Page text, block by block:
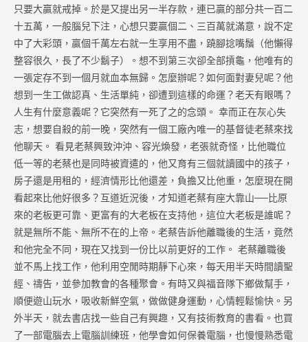
只要大贏就戒掉。於是又提出另一半存款，連已贏的部分共一百二
十五萬，一般腦兒下注，心想只要贏個二、三百萬就滿意，說不定
中了大彩頭，贏個千萬左右就一生享用不盡，蹺腳捻嘴鬚（他懶得
整容很久，長了不少鬍子）。想不到第三次卻全部摃龜，他唯有的
一張定存不到一個月就血本無歸。怎麼辦呢？如何面對妻兒呢？他
想到一生工做認真、生活單純，卻遭到這樣的命運？老天有眼嗎？
人生有什麼意義呢？它突然有一死了之的念頭。 幸而正在灰心失
志，想要自殺的前一晚，突然有一個工廠內唯一的基督徒老蔡來找
他聊天。 看見老蔡興致沖沖、容光煥發，老張就奇怪，比他職位
低一等的老蔡也是同時被資遣的，他又育有三個就讀國中的孩子，
房子還是用租的，經濟情形比他還差，負擔又比他重，怎麼現在開
看起來比他好很多？互道近況後，才知道老蔡有座大靠山──比原
來的老板更可靠、更富有的大老板在支持他，這位大老板是誰呢？
就是無所不能、無所不在的上帝。老蔡告訴他離職後的生活，竟然
和他完全不同，現在又找到一份比以前更好的工作。 老蔡離職後
並不馬上找工作，他利用空閒時期靜下心來，每天用半天時間讀聖
經、禱告，並參加教會的各種聚會。有時又與福音隊下鄉做幫手，
順便遊山玩水，吸收新鮮空氣，做做健身運動，心情輕鬆愉快。另
外半天，就去書店找一些自己有興趣，又有技術教育的書看。也買
了一部電腦去上電腦訓練班，他學會如何保養電腦，也慢慢熟悉電